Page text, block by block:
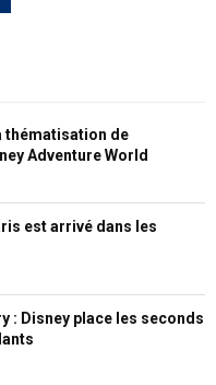
thématisation de
Adventure World
est arrivé dans les
: Disney place les seconds